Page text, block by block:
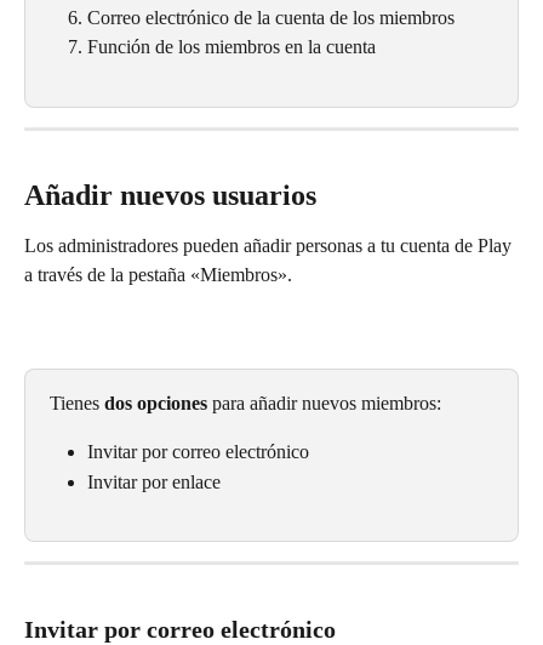
Correo electrónico de la cuenta de los miembros
Función de los miembros en la cuenta
Añadir nuevos usuarios
Los administradores pueden añadir personas a tu cuenta de Play
a través de la pestaña «Miembros».
Tienes dos opciones para añadir nuevos miembros:
Invitar por correo electrónico
Invitar por enlace
Invitar por correo electrónico